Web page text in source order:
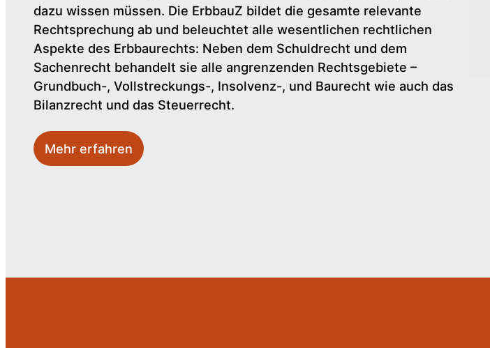
dazu wissen müssen. Die ErbbauZ bildet die gesamte relevante
Rechtsprechung ab und beleuchtet alle wesentlichen rechtlichen
Aspekte des Erbbaurechts: Neben dem Schuldrecht und dem
Sachenrecht behandelt sie alle angrenzenden Rechtsgebiete –
Grundbuch-, Vollstreckungs-, Insolvenz-, und Baurecht wie auch das
Bilanzrecht und das Steuerrecht.
Mehr erfahren